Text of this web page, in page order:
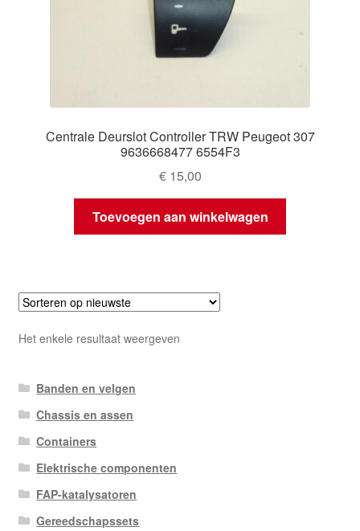
Centrale Deurslot Controller TRW Peugeot 307
9636668477 6554F3
€15,00
Toevoegen aan winkelwagen
Het enkele resultaat weergeven
Banden en velgen
Chassis en assen
Containers
Elektrische componenten
FAP-katalysatoren
Gereedschapssets